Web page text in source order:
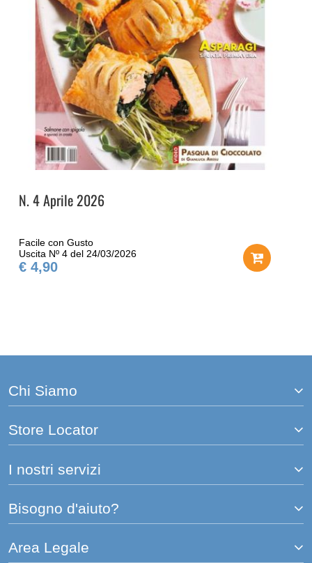
N. 4 Aprile 2026
Facile con Gusto
Uscita Nº 4 del 24/03/2026
€ 4,90
Chi Siamo
Store Locator
I nostri servizi
Bisogno d'aiuto?
Area Legale